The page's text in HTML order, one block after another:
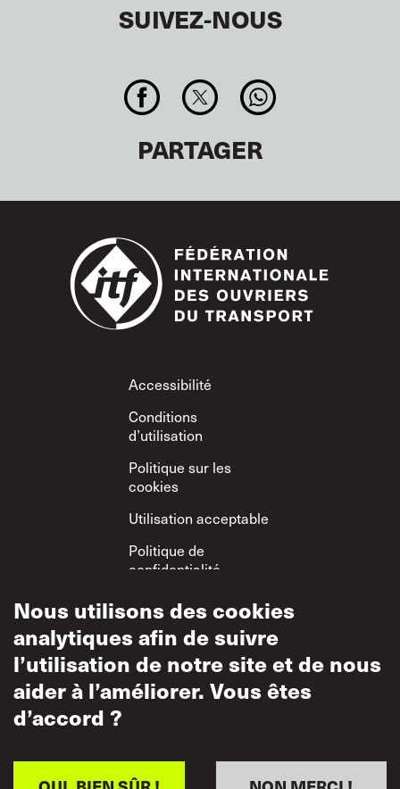
SUIVEZ-NOUS
PARTAGER
Footer
Accessibilité
Conditions
d’utilisation
Politique sur les
cookies
Utilisation acceptable
Politique de
confidentialité
Politique sur le
respect mutuel
Nous utilisons des cookies
analytiques afin de suivre
l’utilisation de notre site et de nous
aider à l’améliorer. Vous êtes
d’accord ?